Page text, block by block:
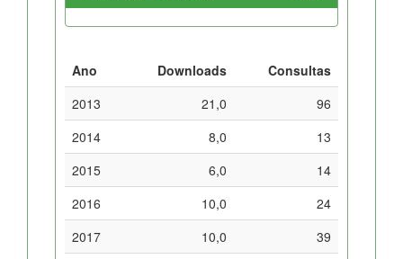
Ano Downloads
Consultas
2013
21,0
96
2014
8,0
13
2015
6,0
14
2016
10,0
24
2017
10,0
39